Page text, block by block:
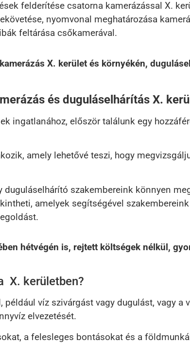
felderítése csatorna kamerázással X.
nyomvonal meghatározása
feltárása csőkamerával.
X. kerület és környékén,
és duguláselhárítás X.
ingatlanához, először találunk egy
amely lehetővé teszi, hogy
szakembereink könnyen
amelyek segítségével
hétvégén is, rejtett költségek nélkül,
X. kerületben?
víz szivárgást vagy dugulást, vagy a
elvezetését.
a felesleges bontásokat és a